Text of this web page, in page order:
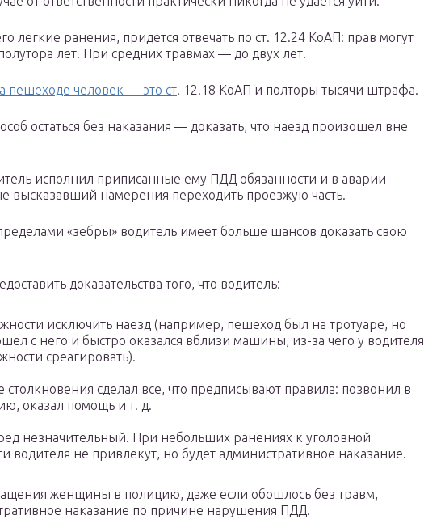
легкие ранения, придется отвечать по ст. 12.24 КоАП: прав могут
лет. При средних травмах — до двух лет.
пешеходе человек — это ст. 12.18 КоАП и полторы тысячи штрафа.
остаться без наказания — доказать, что наезд произошел вне
исполнил приписанные ему ПДД обязанности и в аварии
высказавший намерения переходить проезжую часть.
«зебры» водитель имеет больше шансов доказать свою
доказательства того, что водитель:
исключить наезд (например, пешеход был на тротуаре, но
с него и быстро оказался вблизи машины, из-за чего у водителя
среагировать).
столкновения сделал все, что предписывают правила: позвонил в
оказал помощь и т. д.
незначительный. При небольших ранениях к уголовной
водителя не привлекут, но будет административное наказание.
женщины в полицию, даже если обошлось без травм,
наказание по причине нарушения ПДД.